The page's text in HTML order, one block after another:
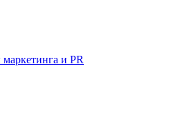
и PR